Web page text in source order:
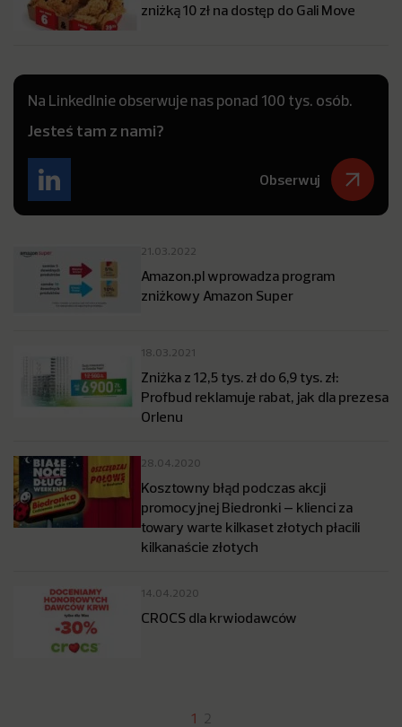
zniżką 10 zł na dostęp do Gali Move
Na LinkedInie obserwuje nas ponad 100 tys. osób.
Jesteś tam z nami?
Obserwuj
21.03.2022
Amazon.pl wprowadza program
zniżkowy Amazon Super
18.03.2021
Zniżka z 12,5 tys. zł do 6,9 tys. zł:
Profbud reklamuje rabat, jak dla prezesa
Orlenu
28.04.2020
Kosztowny błąd podczas akcji
promocyjnej Biedronki – klienci za
towary warte kilkaset złotych płacili
kilkanaście złotych
14.04.2020
CROCS dla krwiodawców
1 2